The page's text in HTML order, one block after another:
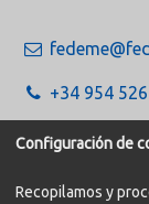
+34 954
Configuración de
Recopilamos y